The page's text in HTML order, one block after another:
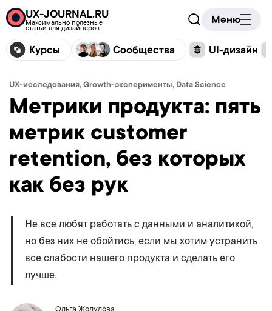
UX-JOURNAL.RU
Максимально полезные
статьи для дизайнеров
Меню
Курсы Сообщества UI-дизайн
UX-исследования, Growth-эксперименты, Data Science
Метрики продукта: пять
метрик customer
retention, без которых
как без рук
Не все любят работать с данными и аналитикой,
но без них не обойтись, если мы хотим устранить
все слабости нашего продукта и сделать его
лучше.
Ольга Жолудова